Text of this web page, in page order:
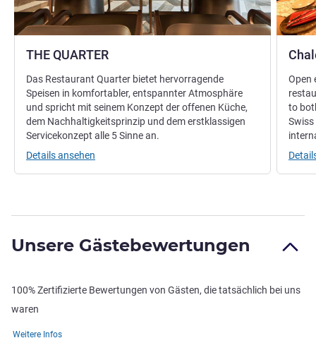
THE QUARTER
Das Restaurant Quarter bietet hervorragende
Speisen in komfortabler, entspannter Atmosphäre
und spricht mit seinem Konzept der offenen Küche,
dem Nachhaltigkeitsprinzip und dem erstklassigen
Servicekonzept alle 5 Sinne an.
Details ansehen
Open
to
Unsere Gästebewertungen
100% Zertifizierte Bewertungen von Gästen, die tatsächlich bei uns
waren
Weitere Infos